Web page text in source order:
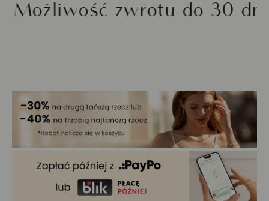
zwrotu do 30 dni